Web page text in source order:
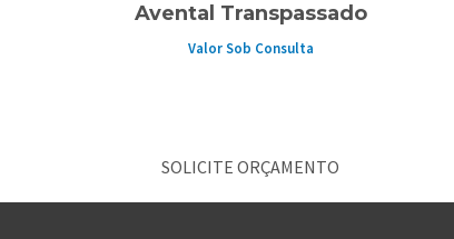
Avental Transpassado
Valor Sob Consulta
SOLICITE ORÇAMENTO